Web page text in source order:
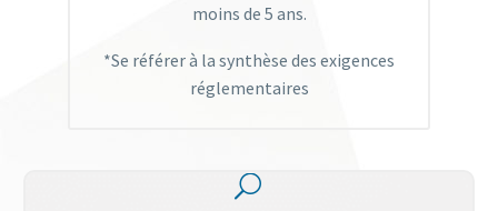
moins de 5 ans.
*Se référer à la synthèse des exigences
réglementaires
U
U